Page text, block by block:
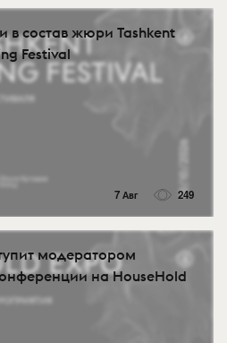
в состав жюри Tashkent
Festival
7 Авг 249
модератором
на HouseHold